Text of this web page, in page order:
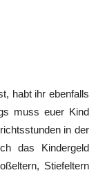
habt ihr ebenfalls
muss euer Kind
in der
das Kindergeld
Stiefeltern